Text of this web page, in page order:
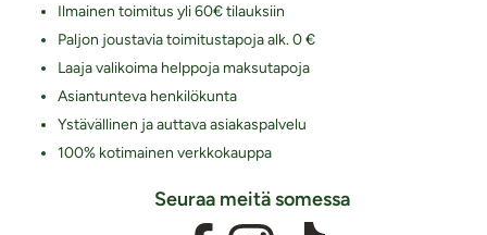
Ilmainen toimitus yli 60€ tilauksiin
Paljon joustavia toimitustapoja alk. 0 €
Laaja valikoima helppoja maksutapoja
Asiantunteva henkilökunta
Ystävällinen ja auttava asiakaspalvelu
100% kotimainen verkkokauppa
Seuraa meitä somessa